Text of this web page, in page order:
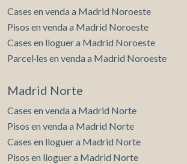
Cases en venda a Madrid Noroeste
Pisos en venda a Madrid Noroeste
Cases en lloguer a Madrid Noroeste
Parcel·les en venda a Madrid Noroeste
Madrid Norte
Cases en venda a Madrid Norte
Pisos en venda a Madrid Norte
Cases en lloguer a Madrid Norte
Pisos en lloguer a Madrid Norte